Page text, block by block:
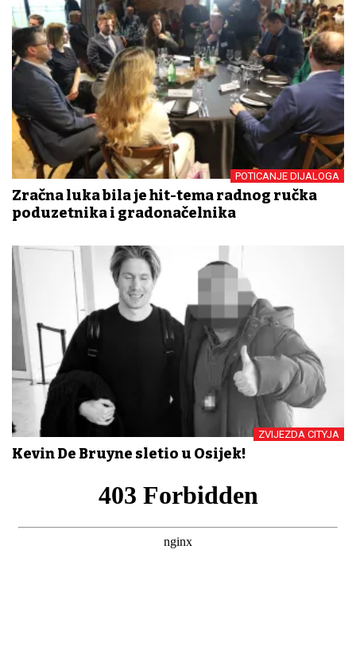
POTICANJE DIJALOGA
Zračna luka bila je hit-tema radnog ručka
poduzetnika i gradonačelnika
ZVIJEZDA CITYJA
Kevin De Bruyne sletio u Osijek!